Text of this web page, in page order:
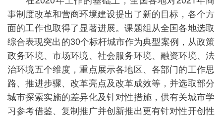
事制度改革和营商环境建设提出了新的目标，各个方
面的工作也取得了显著进展。课题组从全国各地选取
综合表现突出的30个标杆城市作为典型案例，从政策
政务环境、市场环境、社会服务环境、融资环境、法
治环境五个维度，重点展示各地区、各部门的工作思
路、推进步骤、改革亮点及改革成效等，并选取部分
城市探索实施的差异化及针对性措施，供有关城市学
习参考借鉴、复制推广并创新推出更有针对性开创性